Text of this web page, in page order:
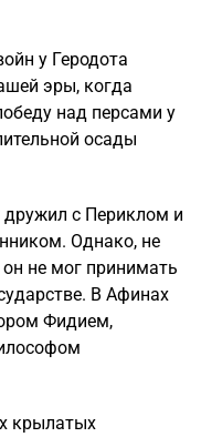
у Геродота
эры, когда
над персами у
осады
с Периклом и
Однако, не
не мог принимать
В Афинах
Фидием,
крылатых